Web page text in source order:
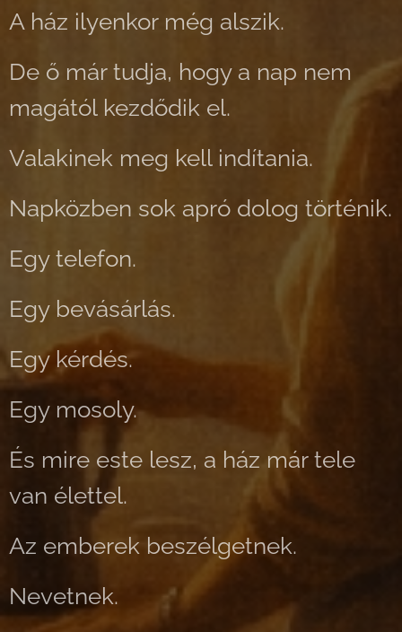
A ház ilyenkor még alszik.
De ő már tudja, hogy a nap nem
magától kezdődik el.
Valakinek meg kell indítania.
Napközben sok apró dolog történik.
Egy telefon.
Egy bevásárlás.
Egy kérdés.
Egy mosoly.
És mire este lesz, a ház már tele
van élettel.
Az emberek beszélgetnek.
Nevetnek.